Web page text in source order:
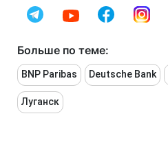
Больше по теме:
BNP Paribas Deutsche Bank
Луганск